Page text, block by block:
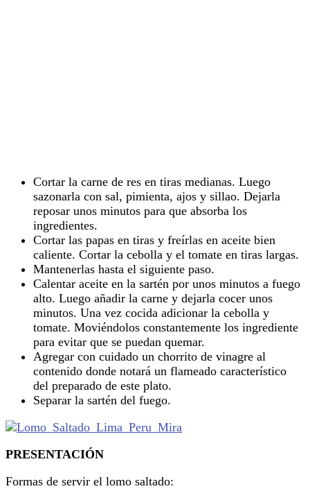
Cortar la carne de res en tiras medianas. Luego
sazonarla con sal, pimienta, ajos y sillao. Dejarla
reposar unos minutos para que absorba los
ingredientes.
Cortar las papas en tiras y freírlas en aceite bien
caliente. Cortar la cebolla y el tomate en tiras largas.
Mantenerlas hasta el siguiente paso.
Calentar aceite en la sartén por unos minutos a fuego
alto. Luego añadir la carne y dejarla cocer unos
minutos. Una vez cocida adicionar la cebolla y
tomate. Moviéndolos constantemente los ingrediente
para evitar que se puedan quemar.
Agregar con cuidado un chorrito de vinagre al
contenido donde notará un flameado característico
del preparado de este plato.
Separar la sartén del fuego.
PRESENTACIÓN
Formas de servir el lomo saltado: